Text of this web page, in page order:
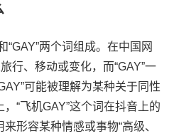
“GAY”两个词组成。在中国网
行、移动或变化，而“GAY”一
可能被理解为某种关于同性
“飞机GAY”这个词在抖音上的
形容某种情感或事物“高级、